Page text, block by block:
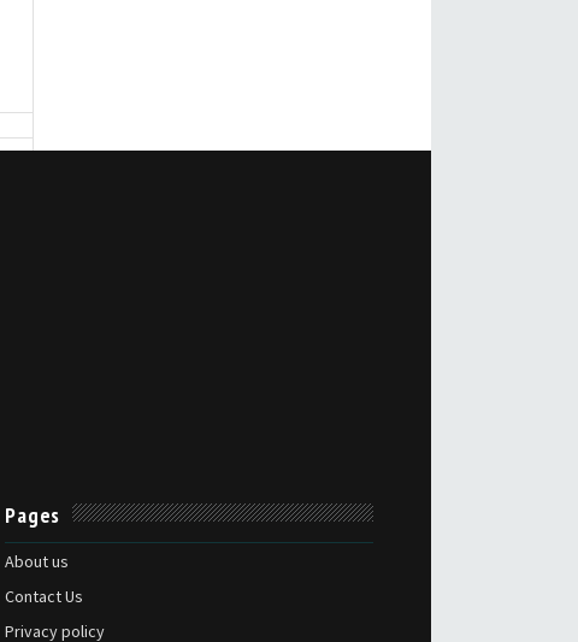
Pages
About us
Contact Us
Privacy policy